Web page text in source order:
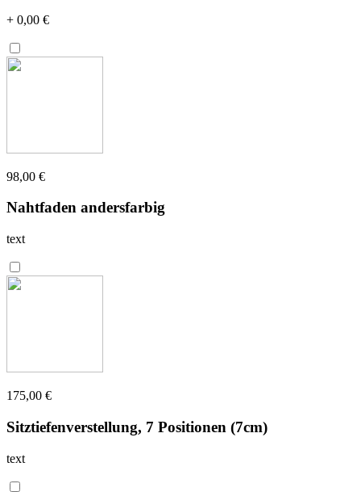
+ 0,00 €
98,00 €
Nahtfaden andersfarbig
text
175,00 €
Sitztiefenverstellung, 7 Positionen (7cm)
text